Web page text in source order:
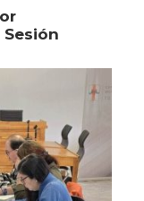
Sesión